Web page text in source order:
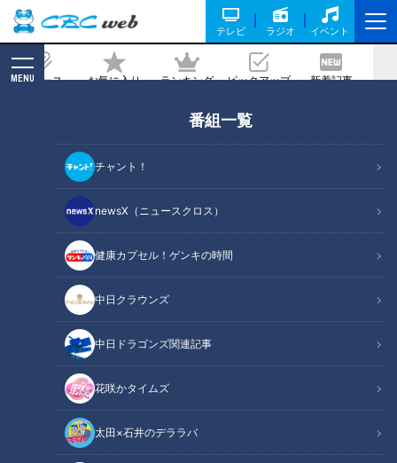
テレビ ラジオ イベント
ニュース お気に入り ランキング ピックアップ 新着記事
MENU
番組一覧
チャント！
newsX（ニュースクロス）
健康カプセル！ゲンキの時間
中日クラウンズ
中日ドラゴンズ関連記事
花咲かタイムズ
太田×石井のデララバ
後」？歯科医師が推奨する歯みがきのタ
イミングとは
記事に戻る